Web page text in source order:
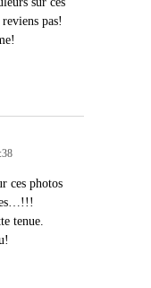
pas!
ces photos
tenue.